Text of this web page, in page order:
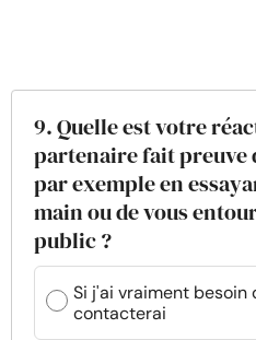
9. Quelle est votre
partenaire fait preuve
par exemple en
main ou de vous
public ?
Si j'ai vraiment besoin
contacterai